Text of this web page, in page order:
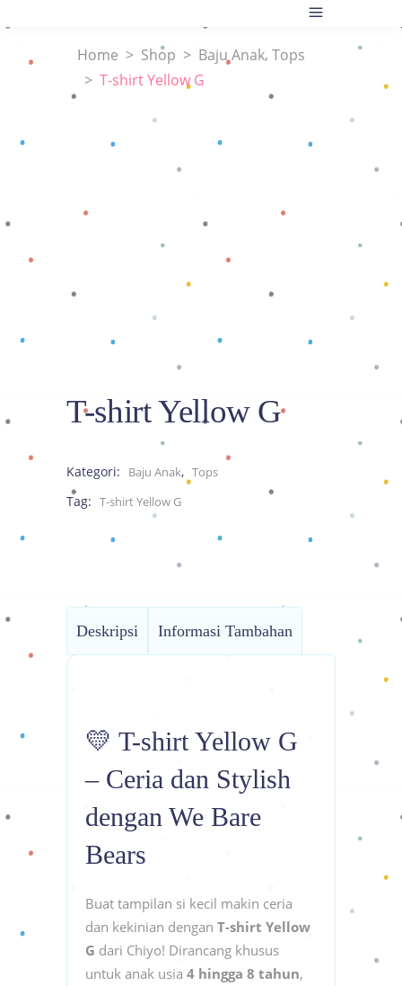
Home > Shop > Baju Anak, Tops
> T-shirt Yellow G
T-shirt Yellow G
Kategori: Baju Anak, Tops
Tag: T-shirt Yellow G
Deskripsi Informasi Tambahan
💛 T-shirt Yellow G
– Ceria dan Stylish
dengan We Bare
Bears
Buat tampilan si kecil makin ceria
dan kekinian dengan T-shirt Yellow
G dari Chiyo! Dirancang khusus
untuk anak usia 4 hingga 8 tahun,